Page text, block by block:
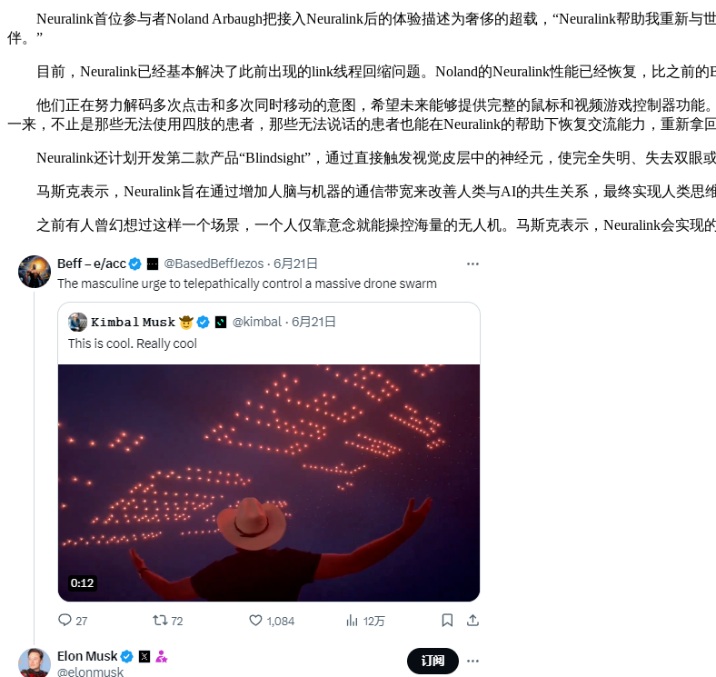
Neuralink首位参与者Noland Arbaugh把接入Neuralink后的体验描述为奢侈的超载，“Neuralink帮助我重新
伴。”
目前，Neuralink已经基本解决了此前出现的link线程回缩问题。Noland的Neuralink性能已经恢复，比之前的
他们正在努力解码多次点击和多次同时移动的意图，希望未来能够提供完整的鼠标和视频游戏控制器功能
一来，不止是那些无法使用四肢的患者，那些无法说话的患者也能在Neuralink的帮助下恢复交流能力，重新拿
Neuralink还计划开发第二款产品“Blindsight”，通过直接触发视觉皮层中的神经元，使完全失明、失去双眼
马斯克表示，Neuralink旨在通过增加人脑与机器的通信带宽来改善人类与AI的共生关系，最终实现人类思
之前有人曾幻想过这样一个场景，一个人仅靠意念就能操控海量的无人机。马斯克表示，Neuralink会实现的